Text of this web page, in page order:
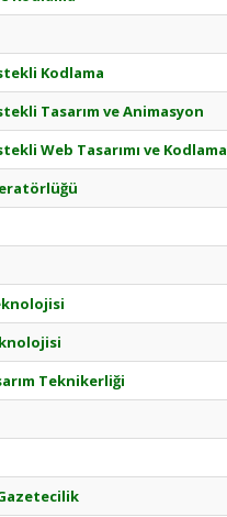
Kodlama
Tasarım ve Animasyon
Web Tasarımı ve Kodlama
Teknikerliği